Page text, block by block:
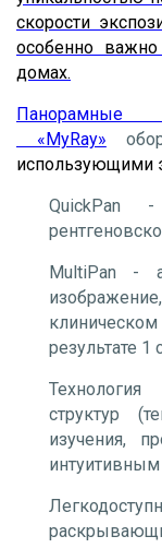
скорости
особенно
домах.
«MyRay»
использующими
QuickPan -
MultiPan -
результате 1
Технология
структур
изучения,